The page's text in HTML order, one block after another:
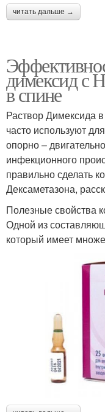
читать дальше →
димексид с
в спине
Раствор Димексида
часто используют
опорно –
инфекционного
правильно сделать
Дексаметазона,
Полезные свойства
Одной из
который имеет